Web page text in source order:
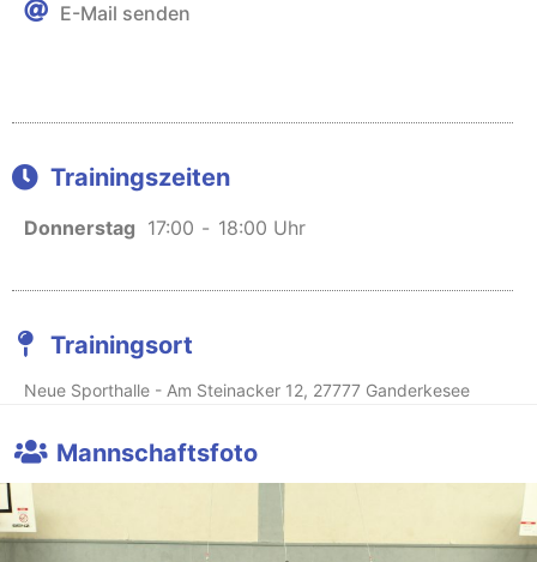
E-Mail senden
Trainingszeiten
Donnerstag 17:00 - 18:00 Uhr
Trainingsort
Neue Sporthalle - Am Steinacker 12, 27777 Ganderkesee
Mannschaftsfoto